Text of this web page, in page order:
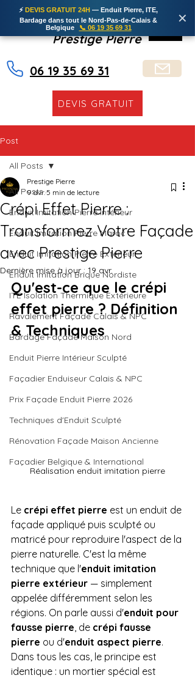
Prestige Pierre
06 19 35 69 31
DEVIS GRATUIT
Post
All Posts
Enduit Imitation Pierre Intérieur
Enduit Imitation Pierre Maroc
Enduit Imitation Pierre Extérieur
Enduit Imitation Brique Nordiste
ITE Isolation Thermique Extérieure
Ravalement Façade Calais & NPC
Bardage Façade Maison Nord
Enduit Pierre Intérieur Sculpté
Façadier Enduiseur Calais & NPC
Prix Façade Enduit Pierre 2026
Techniques d'Enduit Sculpté
Rénovation Façade Maison Ancienne
Façadier Belgique & International
All Posts
Crépi Effet Pierre :
Transformez Votre Façade
avec Prestige Pierre
Prestige Pierre
9 avr.5 min de lecture
Dernière mise à jour : 19 avr.
Qu'est-ce que le crépi
effet pierre ? Définition
& Techniques
Réalisation enduit imitation pierre
Le crépi effet pierre est un enduit de
façade appliqué puis sculpté ou
matricé pour reproduire l'aspect de la
pierre naturelle. C'est la même
technique que l'enduit imitation
pierre extérieur — simplement
appelée différemment selon les
régions. On parle aussi d'enduit pour
fausse pierre , de crépi fausse
pierre ou d'enduit aspect pierre.
Dans tous les cas, le principe est
identique : un mortier spécial est
⚡ DEVIS GRATUIT 24H — Enduit Pierre, ITE,
Bardage dans tout le Nord-Pas-de-Calais &
Belgique
📞 06 19 35 69 31
✕